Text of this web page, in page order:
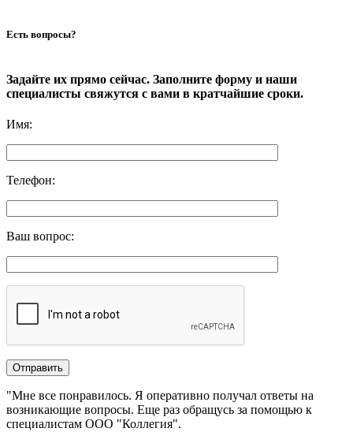
Есть вопросы?
Задайте их прямо сейчас. Заполните форму и наши
специалисты свяжутся с вами в кратчайшие сроки.
Имя:
Телефон:
Ваш вопрос:
"Мне все понравилось.​ ​Я оперативно получал ответы на
возникающие вопросы. Еще раз обращусь за помощью к
специалистам ООО "Коллегия".​